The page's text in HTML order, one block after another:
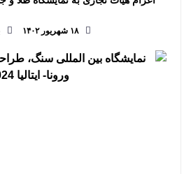
۱۸ شهریور ۱۴۰۲